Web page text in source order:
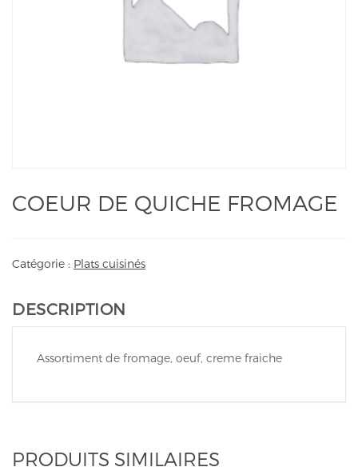
COEUR DE QUICHE FROMAGE
Catégorie : Plats cuisinés
DESCRIPTION
Assortiment de fromage, oeuf, creme fraiche
PRODUITS SIMILAIRES